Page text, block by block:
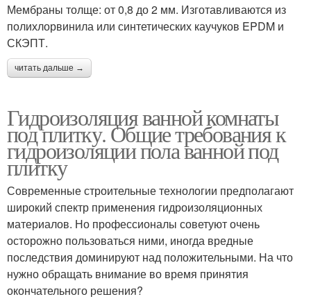
Мембраны толще: от 0,8 до 2 мм. Изготавливаются из
полихлорвинила или синтетических каучуков EPDM и
СКЭПТ.
читать дальше →
Гидроизоляция ванной комнаты
под плитку. Общие требования к
гидроизоляции пола ванной под
плитку
Современные строительные технологии предполагают
широкий спектр применения гидроизоляционных
материалов. Но профессионалы советуют очень
осторожно пользоваться ними, иногда вредные
последствия доминируют над положительными. На что
нужно обращать внимание во время принятия
окончательного решения?